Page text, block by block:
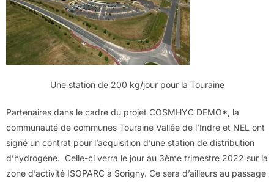
Une station de 200 kg/jour pour la Touraine
Partenaires dans le cadre du projet COSMHYC DEMO*, la
communauté de communes Touraine Vallée de l’Indre et NEL ont
signé un contrat pour l’acquisition d’une station de distribution
d’hydrogène. Celle-ci verra le jour au 3ème trimestre 2022 sur la
zone d’activité ISOPARC à Sorigny. Ce sera d’ailleurs au passage